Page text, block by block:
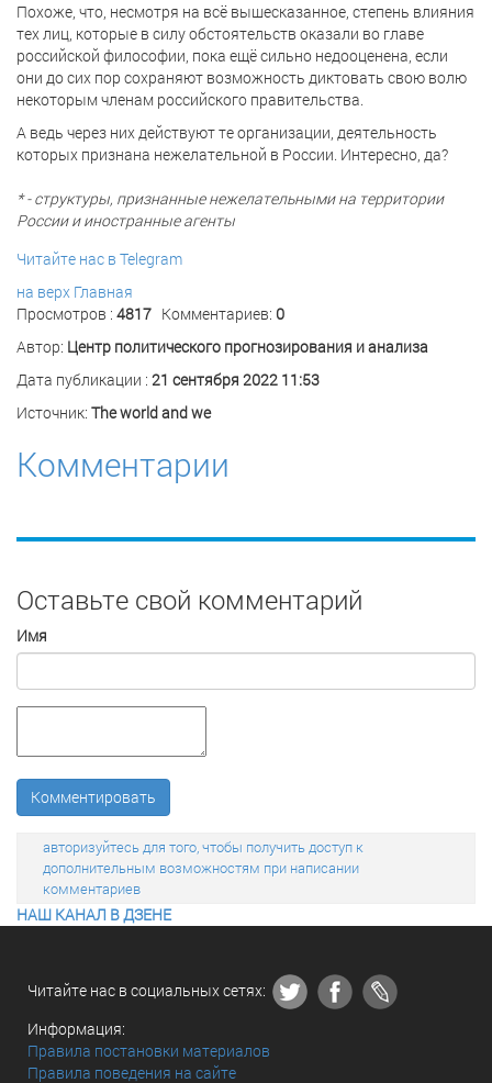
Похоже, что, несмотря на всё вышесказанное, степень влияния
тех лиц, которые в силу обстоятельств оказали во главе
российской философии, пока ещё сильно недооценена, если
они до сих пор сохраняют возможность диктовать свою волю
некоторым членам российского правительства.
А ведь через них действуют те организации, деятельность
которых признана нежелательной в России. Интересно, да?
* - структуры, признанные нежелательными на территории
России и иностранные агенты
Читайте нас в Telegram
на верх Главная
Просмотров : 4817 Комментариев: 0
Автор: Центр политического прогнозирования и анализа
Дата публикации : 21 сентября 2022 11:53
Источник: The world and we
Комментарии
Оставьте свой комментарий
Имя
Комментировать
авторизуйтесь для того, чтобы получить доступ к
дополнительным возможностям при написании
комментариев
НАШ КАНАЛ В ДЗЕНЕ
Читайте нас в социальных сетях:
Информация:
Правила постановки материалов
Правила поведения на сайте